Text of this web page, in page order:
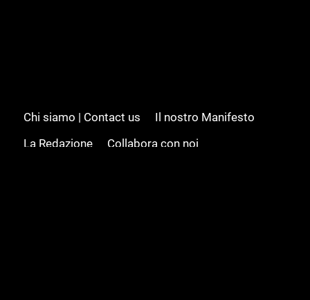
Chi siamo | Contact us
Il nostro Manifesto
La Redazione
Collabora con noi